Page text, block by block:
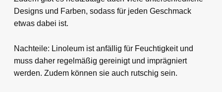
Designs und Farben, sodass für jeden Geschmack
etwas dabei ist.
Nachteile: Linoleum ist anfällig für Feuchtigkeit und
muss daher regelmäßig gereinigt und imprägniert
werden. Zudem können sie auch rutschig sein.